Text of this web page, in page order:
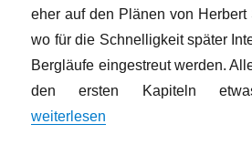
eher auf den Plänen von Herbert
wo für die Schnelligkeit später
Bergläufe eingestreut werden.
den ersten Kapiteln
„MAF oder die Entdeckung der
weiterlesen